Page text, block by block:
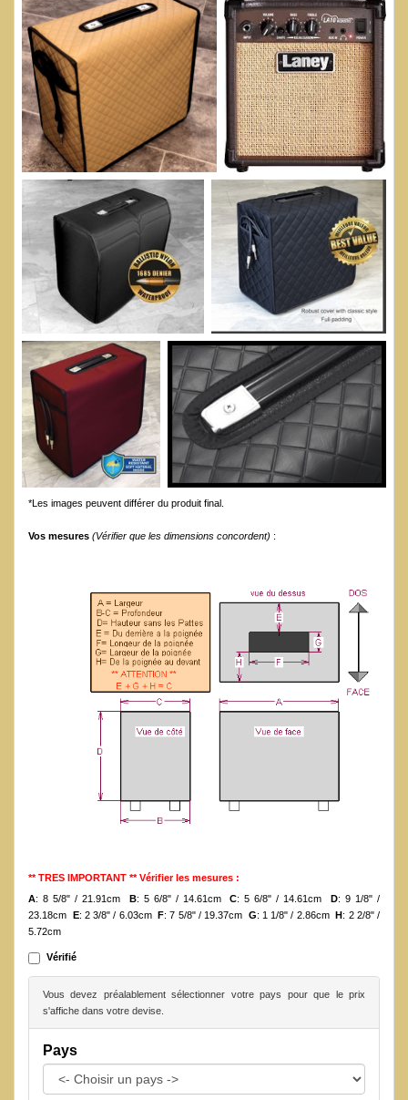
*Les images peuvent différer du produit final.
Vos mesures (Vérifier que les dimensions concordent) :
** TRES IMPORTANT ** Vérifier les mesures :
A: 8 5/8" / 21.91cm B: 5 6/8" / 14.61cmC: 5 6/8" / 14.61cm D: 9 1/8" /
23.18cm
E: 2 3/8" / 6.03cm F: 7 5/8" / 19.37cm G: 1 1/8" / 2.86cm H : 2 2/8" /
5.72cm
Vérifié
Vous devez préalablement sélectionner votre pays pour que le prix
s'affiche dans votre devise.
Pays